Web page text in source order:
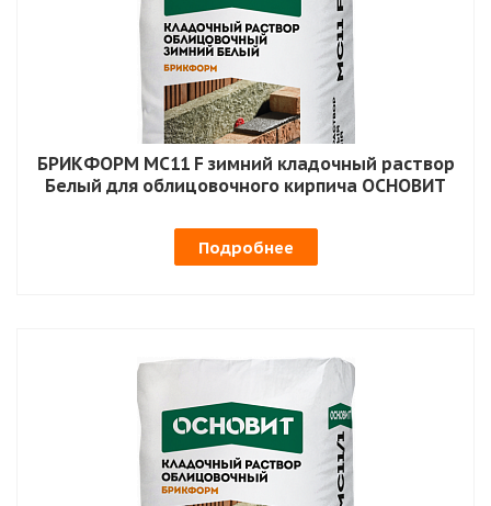
БРИКФОРМ MC11 F зимний кладочный раствор
Белый для облицовочного кирпича ОСНОВИТ
Подробнее